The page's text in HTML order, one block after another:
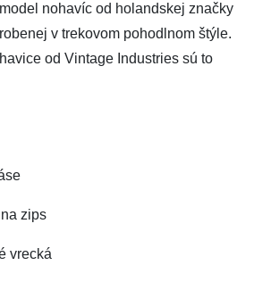
nohavíc od holandskej značky
v trekovom pohodlnom štýle.
od Vintage Industries sú to
zips
vrecká